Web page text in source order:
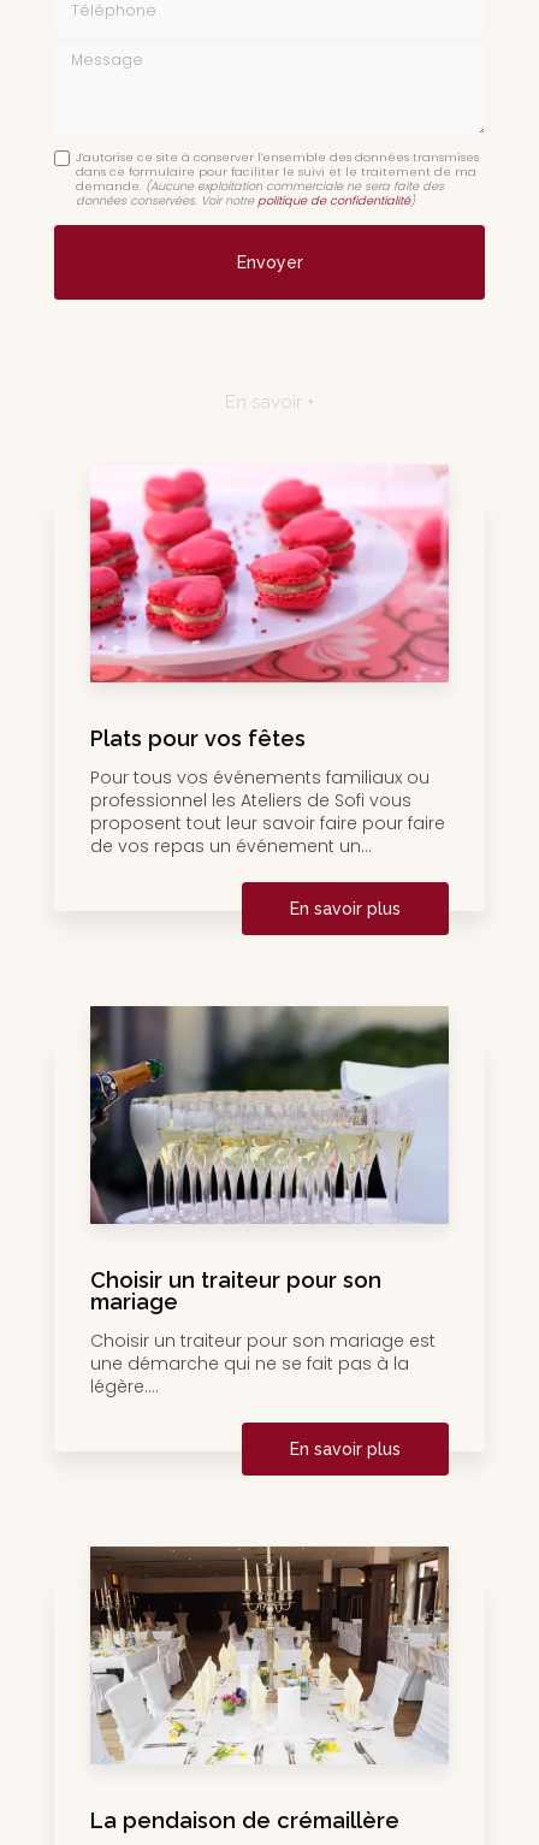
Message
J'autorise ce site à conserver l'ensemble des données transmises
dans ce formulaire pour faciliter le suivi et le traitement de ma
demande. (Aucune exploitation commerciale ne sera faite des
données conservées. Voir notre politique de confidentialité)
En savoir +
Plats pour vos fêtes
Pour tous vos événements familiaux ou
professionnel les Ateliers de Sofi vous
proposent tout leur savoir faire pour faire
de vos repas un événement un...
En savoir plus
Choisir un traiteur pour son
mariage
Choisir un traiteur pour son mariage est
une démarche qui ne se fait pas à la
légère....
En savoir plus
La pendaison de crémaillère